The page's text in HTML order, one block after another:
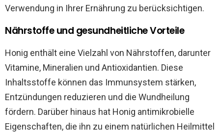
Verwendung in Ihrer Ernährung zu berücksichtigen.
Nährstoffe und gesundheitliche Vorteile
Honig enthält eine Vielzahl von Nährstoffen, darunter
Vitamine, Mineralien und Antioxidantien. Diese
Inhaltsstoffe können das Immunsystem stärken,
Entzündungen reduzieren und die Wundheilung
fördern. Darüber hinaus hat Honig antimikrobielle
Eigenschaften, die ihn zu einem natürlichen Heilmittel